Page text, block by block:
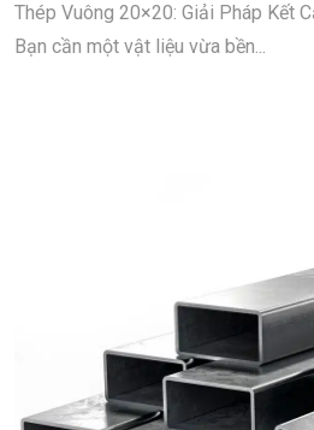
Thép Vuông 20×20: Giải Pháp Kết
Bạn cần một vật liệu vừa bền...